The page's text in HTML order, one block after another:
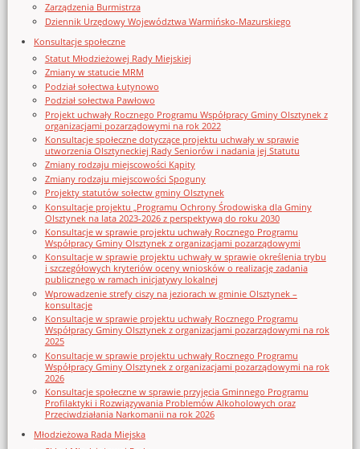
Zarządzenia Burmistrza
Dziennik Urzędowy Województwa Warmińsko-Mazurskiego
Konsultacje społeczne
Statut Młodzieżowej Rady Miejskiej
Zmiany w statucie MRM
Podział sołectwa Łutynowo
Podział sołectwa Pawłowo
Projekt uchwały Rocznego Programu Współpracy Gminy Olsztynek z
organizacjami pozarządowymi na rok 2022
Konsultacje społeczne dotyczące projektu uchwały w sprawie
utworzenia Olsztyneckiej Rady Seniorów i nadania jej Statutu
Zmiany rodzaju miejscowości Kąpity
Zmiany rodzaju miejscowości Spoguny
Projekty statutów sołectw gminy Olsztynek
Konsultacje projektu „Programu Ochrony Środowiska dla Gminy
Olsztynek na lata 2023-2026 z perspektywą do roku 2030
Konsultacje w sprawie projektu uchwały Rocznego Programu
Współpracy Gminy Olsztynek z organizacjami pozarządowymi
Konsultacje w sprawie projektu uchwały w sprawie określenia trybu
i szczegółowych kryteriów oceny wniosków o realizację zadania
publicznego w ramach inicjatywy lokalnej
Wprowadzenie strefy ciszy na jeziorach w gminie Olsztynek –
konsultacje
Konsultacje w sprawie projektu uchwały Rocznego Programu
Współpracy Gminy Olsztynek z organizacjami pozarządowymi na rok
2025
Konsultacje w sprawie projektu uchwały Rocznego Programu
Współpracy Gminy Olsztynek z organizacjami pozarządowymi na rok
2026
Konsultacje społeczne w sprawie przyjęcia Gminnego Programu
Profilaktyki i Rozwiązywania Problemów Alkoholowych oraz
Przeciwdziałania Narkomanii na rok 2026
Młodzieżowa Rada Miejska